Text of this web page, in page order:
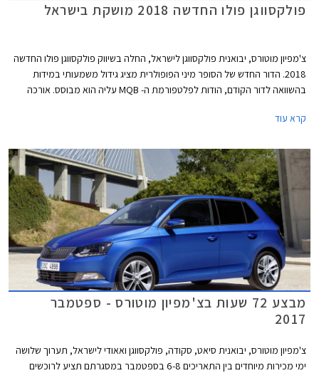
פולקסווגן פולו החדשה 2018 מושקת בישראל
צ'מפיון מוטורס, יבואנית פולקסווגן לישראל, החלה בשיווק פולקסווגן פולו החדשה
2018. הדור החדש של הסופר מיני הפופולרית מציג גידול משמעותי במידות
בהשוואה לדור הקודם, הודות לפלטפורמת ה- MQB עליה הוא מבוסס. אורכה
ובסיס הגלגלים התארך בלא פחות מ- 95 מ"מ לכדי 2,551 מ"מ.
קרא עוד
מבצע 72 שעות בצ'מפיון מוטורס - ספטמבר
2017
צ'מפיון מוטורס, יבואנית סיאט, סקודה, פולקסווגן ואאודי לישראל, תערוך שלושה
ימי מכירות מיוחדים בין התאריכים 6-8 בספטמבר במסגרתם תציע לרוכשים